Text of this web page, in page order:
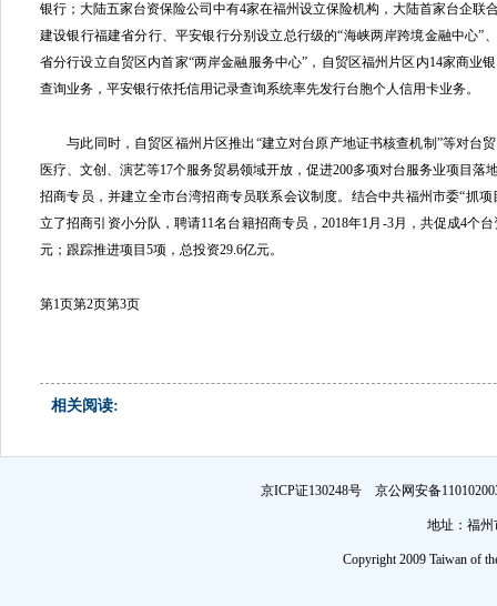
银行；大陆五家台资保险公司中有4家在福州设立保险机构，大陆首家台企联
建设银行福建省分行、平安银行分别设立总行级的“海峡两岸跨境金融中心”
省分行设立自贸区内首家“两岸金融服务中心”，自贸区福州片区内14家商业
查询业务，平安银行依托信用记录查询系统率先发行台胞个人信用卡业务。
与此同时，自贸区福州片区推出“建立对台原产地证书核查机制”等对台
医疗、文创、演艺等17个服务贸易领域开放，促进200多项对台服务业项目落
招商专员，并建立全市台湾招商专员联系会议制度。结合中共福州市委“抓项
立了招商引资小分队，聘请11名台籍招商专员，2018年1月-3月，共促成4个
元；跟踪推进项目5项，总投资29.6亿元。
第1页第2页第3页
相关阅读:
京ICP证130248号 京公网安备
地址：福州
Copyright 2009 Taiwan of